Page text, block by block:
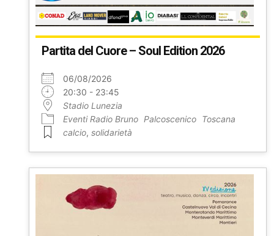
Partita del Cuore – Soul Edition 2026
06/08/2026
20:30 - 23:45
Stadio Lunezia
Eventi Radio Bruno Palcoscenico Toscana
calcio, solidarietà